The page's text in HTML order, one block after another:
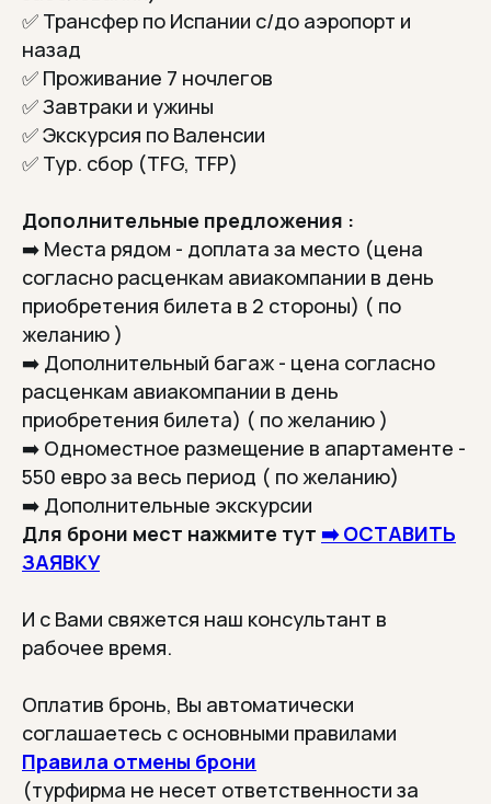
✅ Трансфер по Испании с/до аэропорт и
назад
✅ Проживание 7 ночлегов
✅ Завтраки и ужины
✅ Экскурсия по Валенсии
✅ Тур. сбор (TFG, TFP)
Дополнительные предложения :
➡️ Места рядом - доплата за место (цена
согласно расценкам авиакомпании в день
приобретения билета в 2 стороны) ( по
желанию )
➡️ Дополнительный багаж - цена согласно
расценкам авиакомпании в день
приобретения билета) ( по желанию )
➡️ Одноместное размещение в апартаменте -
550 евро за весь период ( по желанию)
➡️ Дополнительные экскурсии
Для брони мест нажмите тут ➡️ ОСТАВИТЬ
ЗАЯВКУ
И с Вами свяжется наш консультант в
рабочее время.
Оплатив бронь, Вы автоматически
соглашаетесь с основными правилами
Правила отмены брони
(турфирма не несет ответственности за
Более 4000 человек уже ездили с
нами. Многие едут снова, потому что
чувствуют себя комфортно,
безопасно и отлично отдыхают с
нами.
организуем туры
организовано туров
9 лет
35000+
1000+
С 2016 года мы организуем
автобусные туры по Европе из
Польши. Нам важно не просто довезти
вас из точки А в точку Б, а
настоящему.
Мы хотим чтобы вы по-
настоящему отдохнули
недорого и без суеты